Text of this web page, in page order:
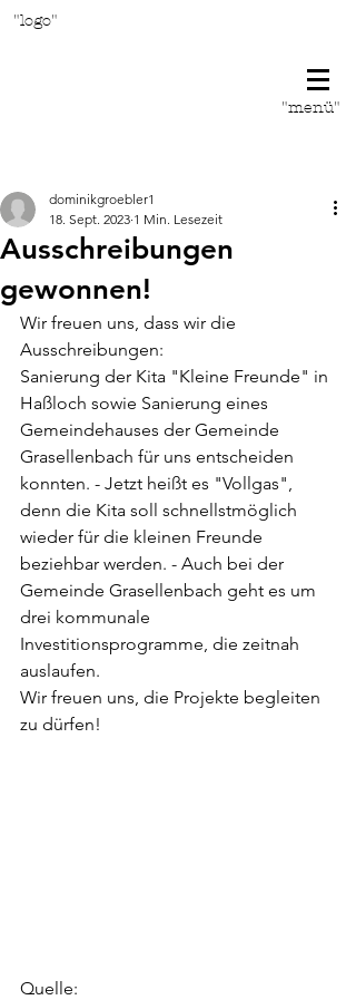
"logo"
"menü"
Ausschreibungen
gewonnen!
dominikgroebler1
18. Sept. 2023 1 Min. Lesezeit
Wir freuen uns, dass wir die
Ausschreibungen:
Sanierung der Kita "Kleine Freunde" in
Haßloch sowie Sanierung eines
Gemeindehauses der Gemeinde
Grasellenbach für uns entscheiden
konnten. - Jetzt heißt es "Vollgas",
denn die Kita soll schnellstmöglich
wieder für die kleinen Freunde
beziehbar werden. - Auch bei der
Gemeinde Grasellenbach geht es um
drei kommunale
Investitionsprogramme, die zeitnah
auslaufen.
Wir freuen uns, die Projekte begleiten
zu dürfen!
Quelle: